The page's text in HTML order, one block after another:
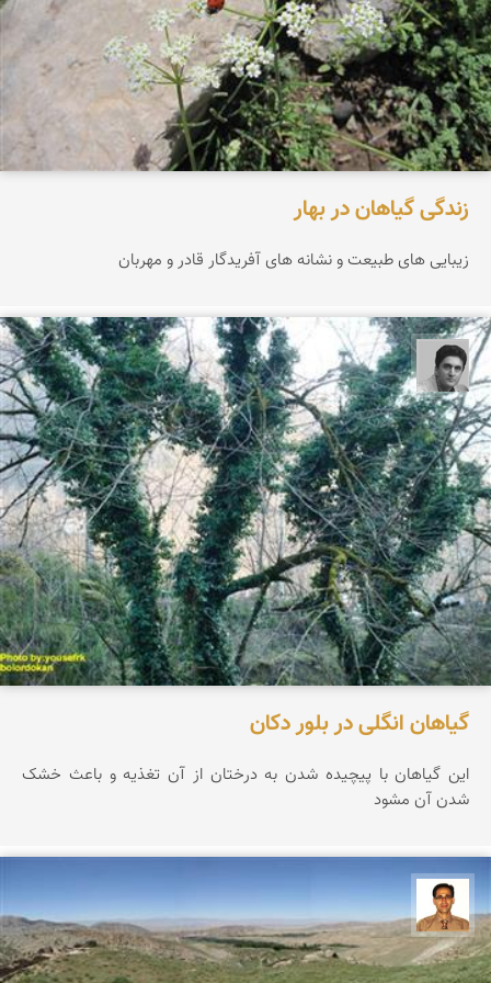
زندگی گیاهان در بهار
زیبایی های طبیعت و نشانه های آفریدگار قادر و مهربان
یوسف روحی
گیاهان انگلی در بلور دکان
این گیاهان با پیچیده شدن به درختان از آن تغذیه و باعث خشک
شدن آن مشود
ع بهنام راد